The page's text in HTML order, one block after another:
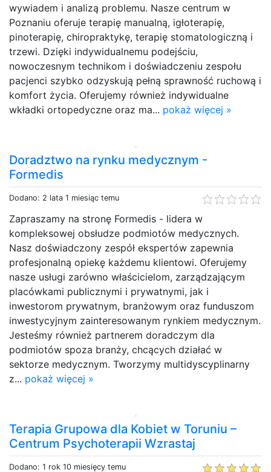
wywiadem i analizą problemu. Nasze centrum w
Poznaniu oferuje terapię manualną, igłoterapię,
pinoterapię, chiropraktykę, terapię stomatologiczną i
trzewi. Dzięki indywidualnemu podejściu,
nowoczesnym technikom i doświadczeniu zespołu
pacjenci szybko odzyskują pełną sprawność ruchową i
komfort życia. Oferujemy również indywidualne
wkładki ortopedyczne oraz ma... pokaż więcej »
Doradztwo na rynku medycznym -
Formedis
Dodano: 2 lata 1 miesiąc temu
Zapraszamy na stronę Formedis - lidera w
kompleksowej obsłudze podmiotów medycznych.
Nasz doświadczony zespół ekspertów zapewnia
profesjonalną opiekę każdemu klientowi. Oferujemy
nasze usługi zarówno właścicielom, zarządzającym
placówkami publicznymi i prywatnymi, jak i
inwestorom prywatnym, branżowym oraz funduszom
inwestycyjnym zainteresowanym rynkiem medycznym.
Jesteśmy również partnerem doradczym dla
podmiotów spoza branży, chcących działać w
sektorze medycznym. Tworzymy multidyscyplinarny
z... pokaż więcej »
Terapia Grupowa dla Kobiet w Toruniu –
Centrum Psychoterapii Wzrastaj
Dodano: 1 rok 10 miesięcy temu